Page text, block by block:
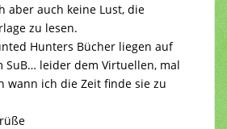
aber auch keine Lust, die
zu lesen.
Hunters Bücher liegen auf
SuB… leider dem Virtuellen, mal
wann ich die Zeit finde sie zu